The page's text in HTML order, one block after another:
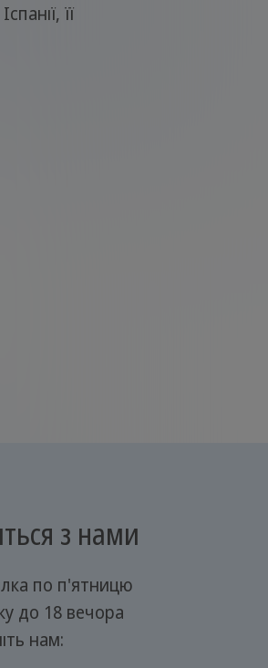
її
з нами
по п'ятницю
до 18 вечора
нам: